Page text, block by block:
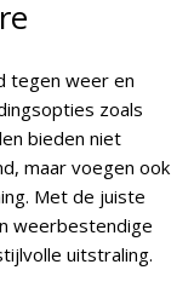
tegen weer en
zoals
bieden niet
maar voegen ook
Met de juiste
weerbestendige
uitstraling.